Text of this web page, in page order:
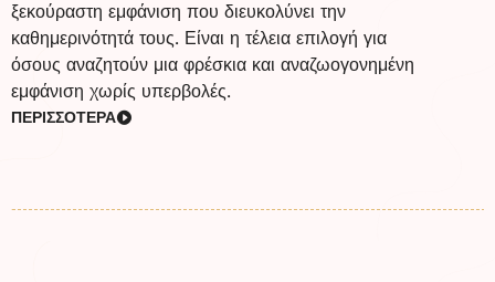
ξεκούραστη εμφάνιση που διευκολύνει την
καθημερινότητά τους. Είναι η τέλεια επιλογή για
όσους αναζητούν μια φρέσκια και αναζωογονημένη
εμφάνιση χωρίς υπερβολές.
ΠΕΡΙΣΣΟΤΕΡΑ